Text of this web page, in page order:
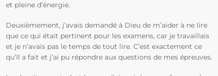
et pleine d’énergie.
Deuxièmement, j’avais demandé à Dieu de m’aider à ne lire
que ce qui était pertinent pour les examens, car je travaillais
et je n’avais pas le temps de tout lire. C’est exactement ce
qu’Il a fait et j’ai pu répondre aux questions de mes épreuves.